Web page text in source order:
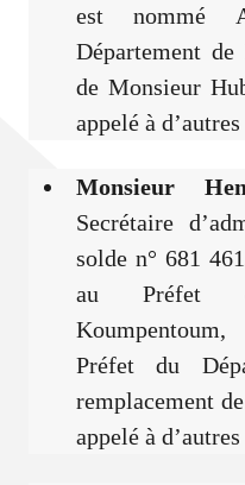
est nommé
Département de
de Monsieur
appelé à
Monsieur
Secrétaire
solde n° 681
au Préfet
Préfet du
remplacement
appelé à